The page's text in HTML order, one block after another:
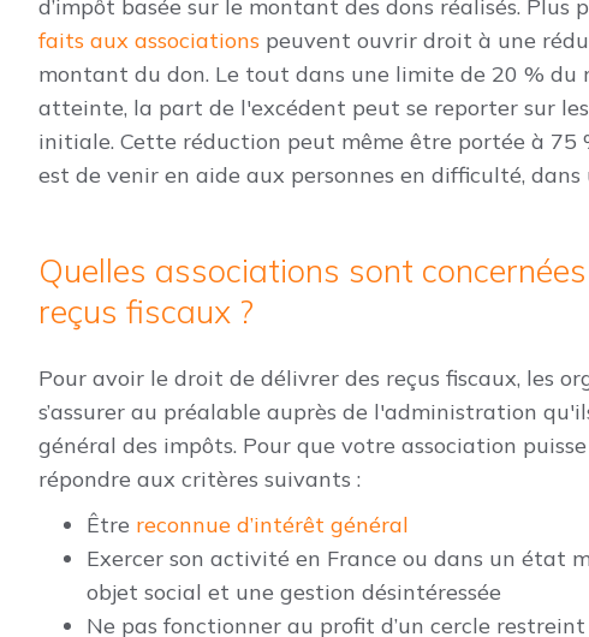
d’impôt basée sur le montant des dons réalisés. Plus
faits aux associations peuvent ouvrir droit à une
montant du don. Le tout dans une limite de 20 % du
atteinte, la part de l'excédent peut se reporter sur
initiale. Cette réduction peut même être portée à 75
est de venir en aide aux personnes en difficulté,
Quelles associations sont
reçus fiscaux ?
Pour avoir le droit de délivrer des reçus fiscaux, les
s’assurer au préalable auprès de l'administration
général des impôts. Pour que votre association
répondre aux critères suivants :
Être reconnue d’intérêt général
Exercer son activité en France ou dans un état
objet social et une gestion désintéressée
Ne pas fonctionner au profit d’un cercle restreint